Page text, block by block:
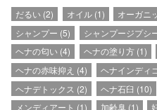
だるい (2) オイル(1) オーガニ
シャンプー (5) シャンプージプシ
ヘナの匂い (4) ヘナの塗り方(1)
ヘナの赤味抑え (4) ヘナインディ
ヘナデトックス (2) ヘナ石臼 (10)
メンディアート (1) 加齢臭(1)